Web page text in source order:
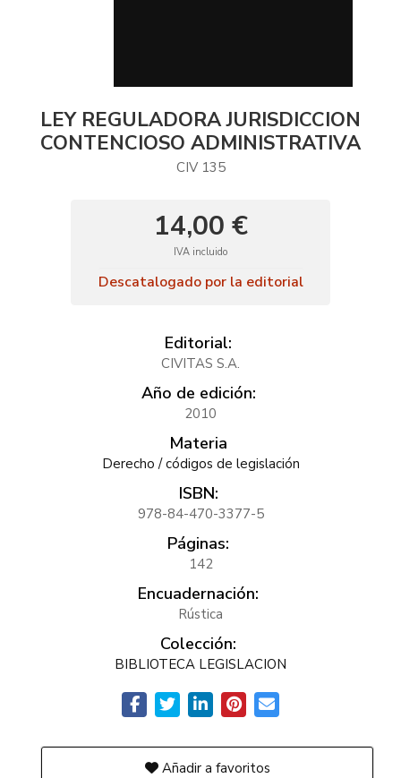
LEY REGULADORA JURISDICCION
CONTENCIOSO ADMINISTRATIVA
CIV 135
14,00 €
IVA incluido
Descatalogado por la editorial
Editorial:
CIVITAS S.A.
Año de edición:
2010
Materia
Derecho / códigos de legislación
ISBN:
978-84-470-3377-5
Páginas:
142
Encuadernación:
Rústica
Colección:
BIBLIOTECA LEGISLACION
Añadir a favoritos